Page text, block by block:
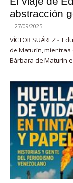
abstracción
- 27/09/2025
VÍCTOR SUÁREZ -
de Maturín, mientras
Bárbara de Maturín